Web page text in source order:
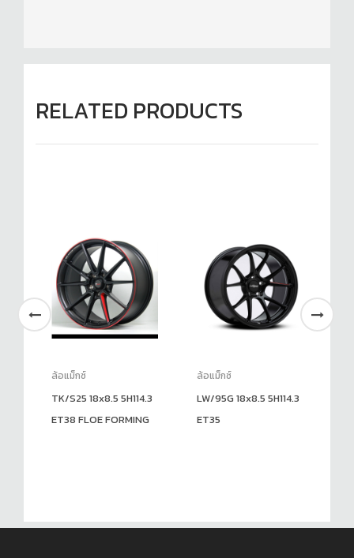
RELATED PRODUCTS
ล้อแม็กซ์
TK/S25 18x8.5 5H114.3
ET38 FLOE FORMING
ล้อแม็กซ์
LW/95G 18x8.5 5H114.3
ET35